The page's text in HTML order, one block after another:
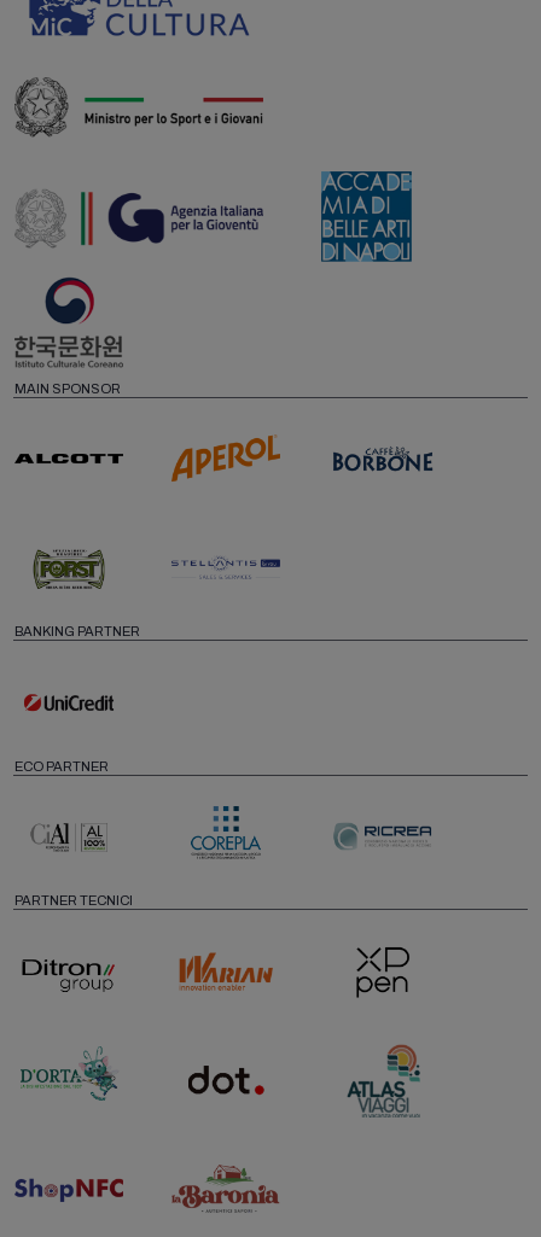
MAIN SPONSOR
BANKING PARTNER
ECO PARTNER
PARTNER TECNICI